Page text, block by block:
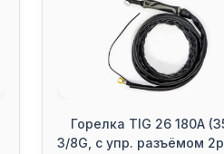
Горелка TIG 26 180A
3/8G, с упр. разъёмом